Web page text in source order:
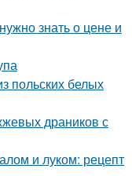
знать о цене и
польских белых
драников с
и луком: рецепт